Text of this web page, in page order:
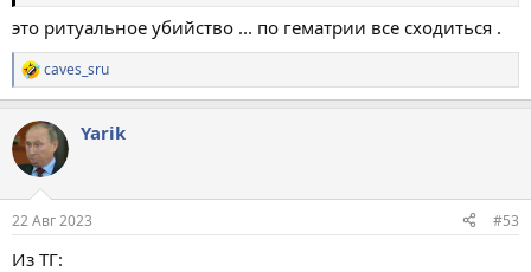
это ритуальное убийство ... по гематрии все сходиться .
Р
е
к
ц
и
caves_sru
Yarik
22 Авг 2023 #53
Из ТГ: